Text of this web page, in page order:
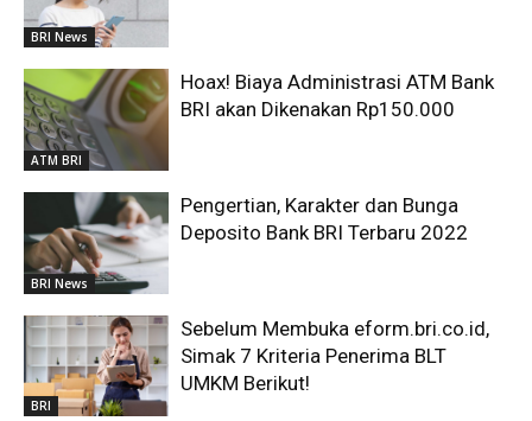
BRI News
ATM BRI
Hoax! Biaya Administrasi ATM Bank
BRI akan Dikenakan Rp150.000
BRI News
Pengertian, Karakter dan Bunga
Deposito Bank BRI Terbaru 2022
BRI
Sebelum Membuka eform.bri.co.id,
Simak 7 Kriteria Penerima BLT
UMKM Berikut!